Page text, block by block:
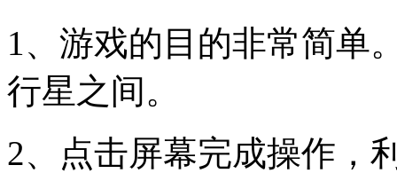
1、游戏的目的非常简单
行星之间。
2、点击屏幕完成操作，